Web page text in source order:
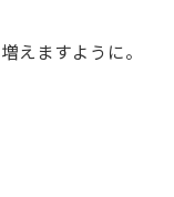
えますように。